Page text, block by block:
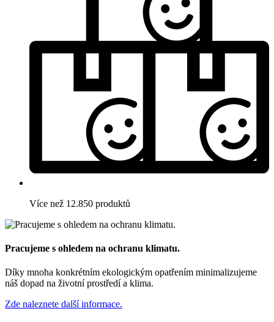
Více než 12.850 produktů
Pracujeme s ohledem na ochranu klimatu.
Díky mnoha konkrétním ekologickým opatřením minimalizujeme
náš dopad na životní prostředí a klima.
Zde naleznete další informace.